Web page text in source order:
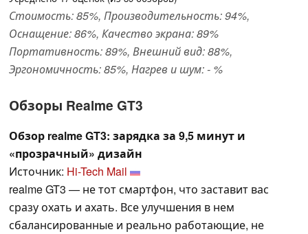
Стоимость: 85%, Производительность: 94%,
Оснащение: 86%, Качество экрана: 89%
Портативность: 89%, Внешний вид: 88%,
Эргономичность: 85%, Нагрев и шум: - %
Обзоры Realme GT3
Обзор realme GT3: зарядка за 9,5 минут и
«прозрачный» дизайн
Источник: Hi-Tech Mail
realme GT3 — не тот смартфон, что заставит вас
сразу охать и ахать. Все улучшения в нем
сбалансированные и реально работающие, не